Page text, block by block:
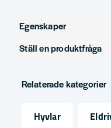
Egenskaper
Produkttyp
Ställ en produktfråga
Fråga oss något om
Relaterade kategorier
Hyvlar